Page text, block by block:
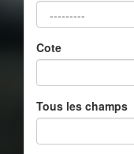
Cote
Tous les champs